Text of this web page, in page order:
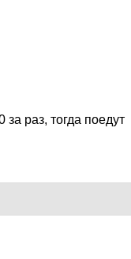
за раз, тогда поедут